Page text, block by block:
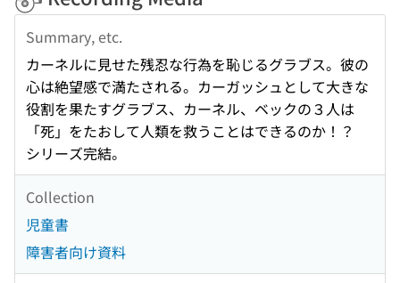
Summary, etc.
カーネルに見せた残忍な行為を恥じるグラブス。彼の
心は絶望感で満たされる。カーガッシュとして大きな
役割を果たすグラブス、カーネル、ベックの３人は
「死」をたおして人類を救うことはできるのか！？
シリーズ完結。
Collection
児童書
障害者向け資料